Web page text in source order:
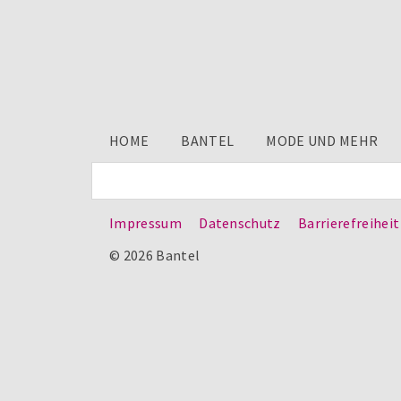
HOME BANTEL MODE UND MEHR
Impressum Datenschutz
Barrierefreiheit
© 2026 Bantel